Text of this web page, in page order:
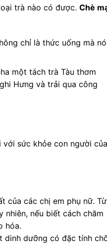
trà nào có được. Chè
chỉ là thức uống mà nó
một tách trà Tàu thơm
Hưng và trải qua công
sức khỏe con người của
của các chị em phụ nữ. Từ
nhiên, nếu biết cách chăm
hóa.
dinh dưỡng có đặc tính